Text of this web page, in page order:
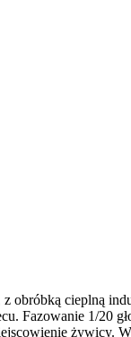
obróbką cieplną
Fazowanie 1/20
żywicy.